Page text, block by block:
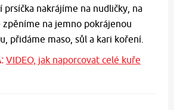
prsíčka nakrájíme na nudličky, na
zpěníme na jemno pokrájenou
přidáme maso, sůl a kari koření.
VIDEO, jak naporcovat celé kuře